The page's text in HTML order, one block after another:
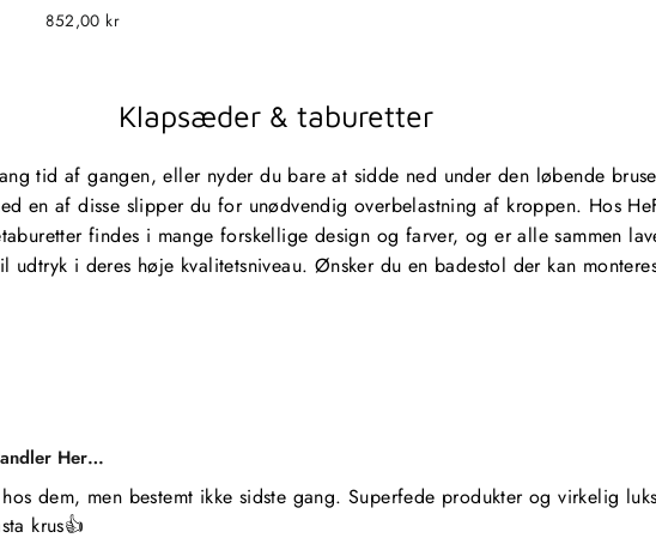
852,00 kr
Klapsæder & taburetter
tid af gangen, eller nyder du bare at sidde ned under den løbende
en af disse slipper du for unødvendig overbelastning af kroppen. Hos
findes i mange forskellige design og farver, og er alle sammen
i deres høje kvalitetsniveau. Ønsker du en badestol der kan
Her…
dem, men bestemt ikke sidste gang. Superfede produkter og virkelig
krus👍